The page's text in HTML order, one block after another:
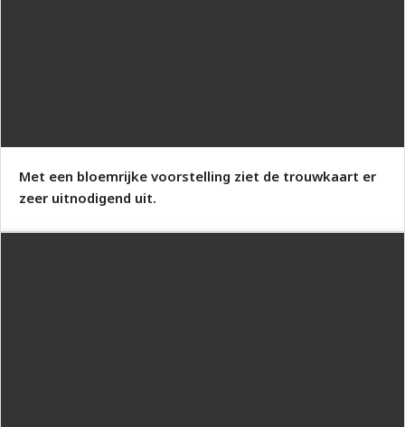
Met een bloemrijke voorstelling ziet de trouwkaart er
zeer uitnodigend uit.